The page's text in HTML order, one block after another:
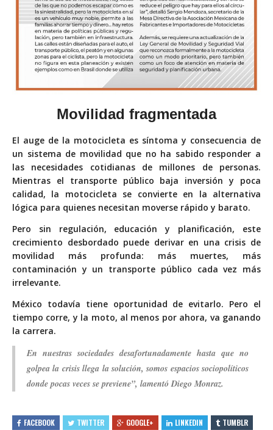
Movilidad fragmentada
El auge de la motocicleta es síntoma y consecuencia de
un sistema de movilidad que no ha sabido responder a
las necesidades cotidianas de millones de personas.
Mientras el transporte público baja inversión y poca
calidad, la motocicleta se convierte en la alternativa
lógica para quienes necesitan moverse rápido y barato.
Pero sin regulación, educación y planificación, este
crecimiento desbordado puede derivar en una crisis de
movilidad más profunda: más muertes, más
contaminación y un transporte público cada vez más
irrelevante.
México todavía tiene oportunidad de evitarlo. Pero el
tiempo corre, y la moto, al menos por ahora, va ganando
la carrera.
En nuestras sociedades desafortunadamente hasta que no
golpea la crisis llega la solución, somos espacios sociopolíticos
donde pocas veces se previene”, lamentó Diego Monraz.
FACEBOOK TWITTER GOOGLE+ LINKEDIN
TUMBLR